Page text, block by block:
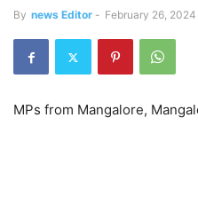
By news Editor - February 26, 2024
MPs from Mangalore,